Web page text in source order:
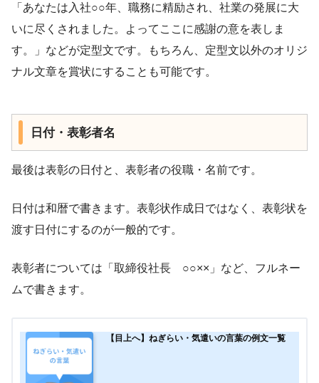
「あなたは入社○○年、職務に精励され、社業の発展に大
いに尽くされました。よってここに感謝の意を表しま
す。」などが定型文です。もちろん、定型文以外のオリジ
ナル文章を賞状にすることも可能です。
日付・表彰者名
最後は表彰の日付と、表彰者の役職・名前です。
日付は和暦で書きます。表彰状作成日ではなく、表彰状を
渡す日付にするのが一般的です。
表彰者については「取締役社長 ○○××」など、フルネー
ムで書きます。
【目上へ】ねぎらい・気遣いの言葉の例文一覧